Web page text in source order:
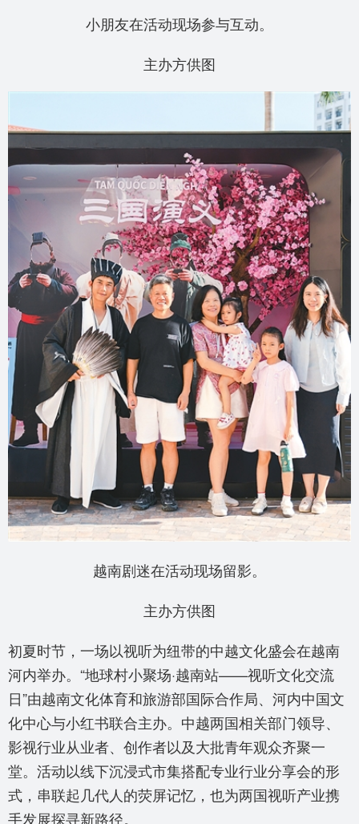
小朋友在活动现场参与互动。
主办方供图
越南剧迷在活动现场留影。
主办方供图
初夏时节，一场以视听为纽带的中越文化盛会在越南
河内举办。“地球村小聚场·越南站——视听文化交流
日”由越南文化体育和旅游部国际合作局、河内中国文
化中心与小红书联合主办。中越两国相关部门领导、
影视行业从业者、创作者以及大批青年观众齐聚一
堂。活动以线下沉浸式市集搭配专业行业分享会的形
式，串联起几代人的荧屏记忆，也为两国视听产业携
手发展探寻新路径。